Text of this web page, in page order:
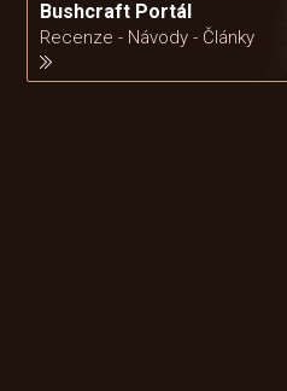
Bushcraft Portál
Recenze - Návody - Články